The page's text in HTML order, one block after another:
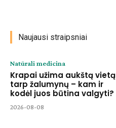
Naujausi straipsniai
Natūrali medicina
Krapai užima aukštą vietą
tarp žalumynų – kam ir
kodėl juos būtina valgyti?
2026-08-08